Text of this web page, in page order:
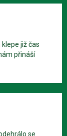
již čas
přináší
se